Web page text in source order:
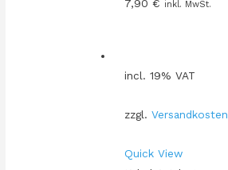
7,90 € inkl. MwSt.
incl. 19% VAT
zzgl. Versandkosten
Quick View